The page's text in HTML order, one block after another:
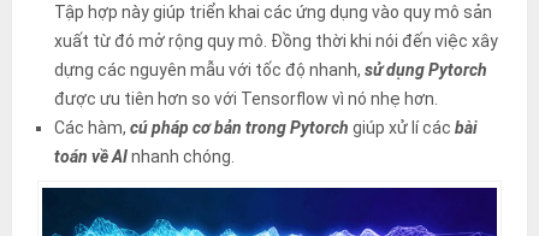
Tập hợp này giúp triển khai các ứng dụng vào quy mô sản
xuất từ đó mở rộng quy mô. Đồng thời khi nói đến việc xây
dựng các nguyên mẫu với tốc độ nhanh,sử dụng Pytorch
được ưu tiên hơn so với Tensorflow vì nó nhẹ hơn.
Các hàm,cú pháp cơ bản trong Pytorchgiúp xử lí cácbài
toán về AInhanh chóng.